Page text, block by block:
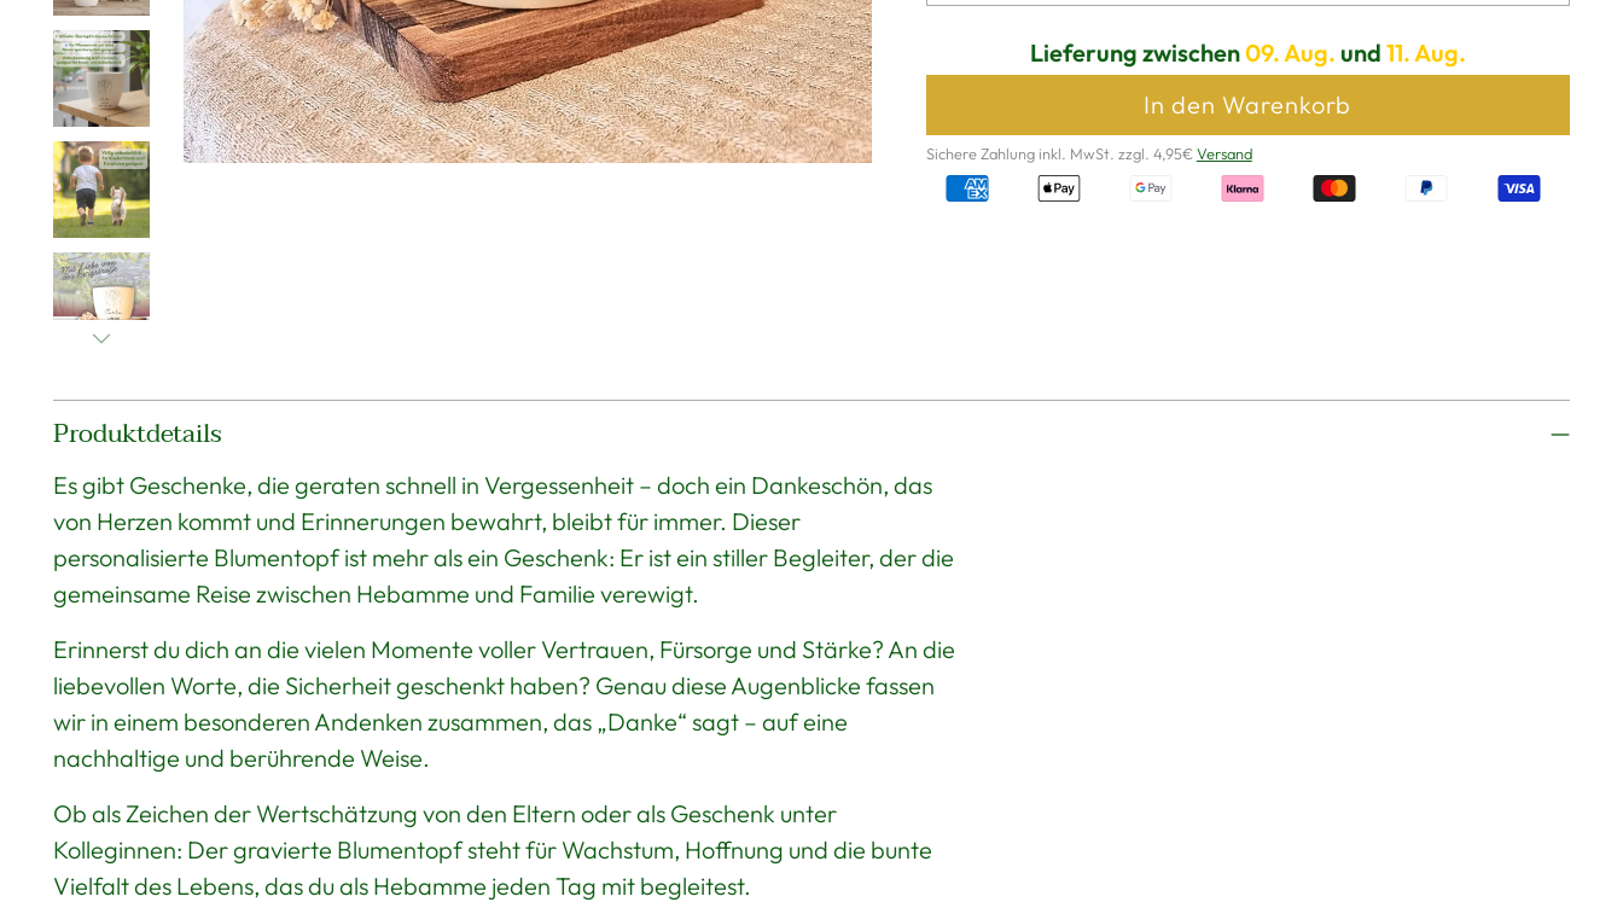
Lieferung zwischen09. Aug. und 11. Aug.
In den Warenkorb
Sichere Zahlung inkl. MwSt. zzgl. 4,95€Versand
Produktdetails
Es gibt Geschenke, die geraten schnell in Vergessenheit – doch ein Dankeschön, das
von Herzen kommt und Erinnerungen bewahrt, bleibt für immer. Dieser
personalisierte Blumentopf ist mehr als ein Geschenk: Er ist ein stiller Begleiter, der die
gemeinsame Reise zwischen Hebamme und Familie verewigt.
Erinnerst du dich an die vielen Momente voller Vertrauen, Fürsorge und Stärke? An die
liebevollen Worte, die Sicherheit geschenkt haben? Genau diese Augenblicke fassen
wir in einem besonderen Andenken zusammen, das „Danke“ sagt – auf eine
nachhaltige und berührende Weise.
Ob als Zeichen der Wertschätzung von den Eltern oder als Geschenk unter
Kolleginnen: Der gravierte Blumentopf steht für Wachstum, Hoffnung und die bunte
Vielfalt des Lebens, das du als Hebamme jeden Tag mit begleitest.